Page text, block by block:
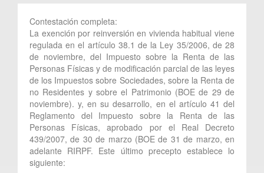
Contestación completa:
La exención por reinversión en vivienda habitual viene
regulada en el artículo 38.1 de la Ley 35/2006, de 28
de noviembre, del Impuesto sobre la Renta de las
Personas Físicas y de modificación parcial de las leyes
de los Impuestos sobre Sociedades, sobre la Renta de
no Residentes y sobre el Patrimonio (BOE de 29 de
noviembre). y, en su desarrollo, en el artículo 41 del
Reglamento del Impuesto sobre la Renta de las
Personas Físicas, aprobado por el Real Decreto
439/2007, de 30 de marzo (BOE de 31 de marzo, en
adelante RIRPF. Este último precepto establece lo
siguiente: